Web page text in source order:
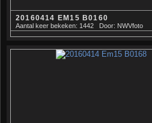
20160414 EM15 B0160
Aantal keer bekeken: 1442 Door: NWVfoto